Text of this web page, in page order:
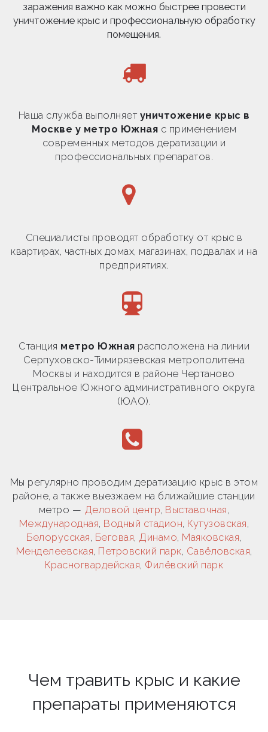
заражения важно как можно быстрее провести
уничтожение крыс и профессиональную обработку
помещения.
Наша служба выполняет уничтожение крыс в
Москве у метро Южная с применением
современных методов дератизации и
профессиональных препаратов.
Специалисты проводят обработку от крыс в
квартирах, частных домах, магазинах, подвалах и на
предприятиях.
Станция метро Южная расположена на линии
Серпуховско-Тимирязевская метрополитена
Москвы и находится в районе Чертаново
Центральное Южного административного округа
(ЮАО).
Мы регулярно проводим дератизацию крыс в этом
районе, а также выезжаем на ближайшие станции
метро — Деловой центр, Выставочная,
Международная, Водный стадион, Кутузовская,
Белорусская, Беговая, Динамо, Маяковская,
Менделеевская, Петровский парк, Савёловская,
Красногвардейская, Филёвский парк
Чем травить крыс и какие
препараты применяются